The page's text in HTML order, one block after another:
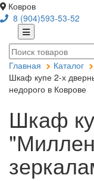
Ковров
8 (904)593-53-52
Главная Каталог
Шкаф купе 2-х
недорого в Коврове
Шкаф